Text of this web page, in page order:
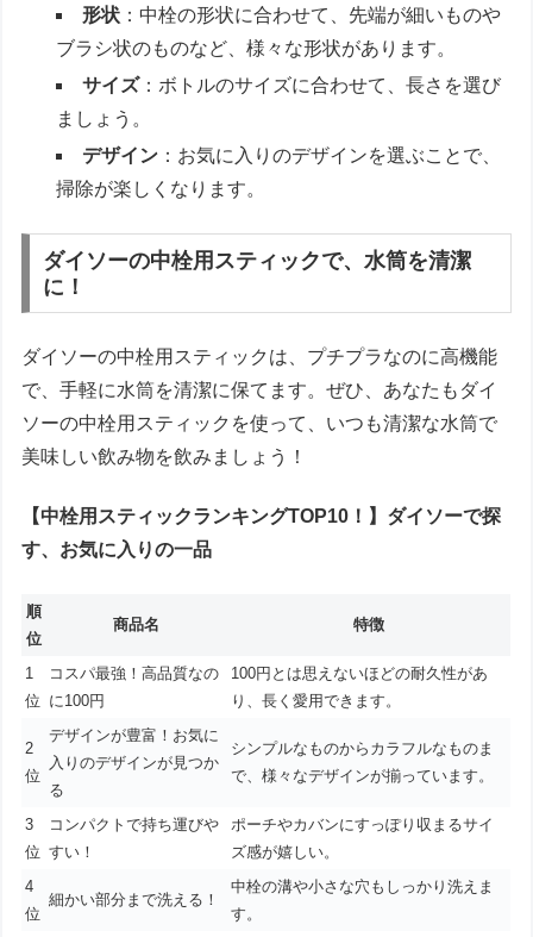
形状 ：中栓の形状に合わせて、先端が細いものや
ブラシ状のものなど、様々な形状があります。
サイズ：ボトルのサイズに合わせて、長さを選び
ましょう。
デザイン ：お気に入りのデザインを選ぶことで、
掃除が楽しくなります。
ダイソーの中栓用スティックで、水筒を清潔
に！
ダイソーの中栓用スティックは、プチプラなのに高機能
で、手軽に水筒を清潔に保てます。ぜひ、あなたもダイ
ソーの中栓用スティックを使って、いつも清潔な水筒で
美味しい飲み物を飲みましょう！
【中栓用スティックランキングTOP10！】ダイソーで探
す、お気に入りの一品
順
位
商品名 特徴
1
位
コスパ最強！高品質なの
に100円
100円とは思えないほどの耐久性があ
り、長く愛用できます。
2
位
デザインが豊富！お気に
入りのデザインが見つか
る
シンプルなものからカラフルなものま
で、様々なデザインが揃っています。
3
位
コンパクトで持ち運びや
すい！
ポーチやカバンにすっぽり収まるサイ
ズ感が嬉しい。
4
位
細かい部分まで洗える！
中栓の溝や小さな穴もしっかり洗えま
す。